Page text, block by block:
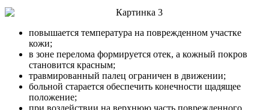
повышается температура на поврежденном участке
кожи;
в зоне перелома формируется отек, а кожный покров
становится красным;
травмированный палец ограничен в движении;
больной старается обеспечить конечности щадящее
положение;